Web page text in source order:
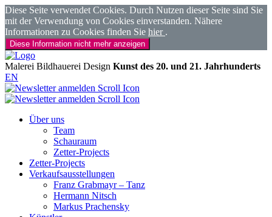
Diese Seite verwendet Cookies. Durch Nutzen dieser Seite sind Sie
mit der Verwendung von Cookies einverstanden. Nähere
Informationen zu Cookies finden Sie hier .
Diese Information nicht mehr anzeigen
Malerei Bildhauerei Design Kunst des 20. und 21. Jahrhunderts
EN
Über uns
Team
Schauraum
Zetter-Projects
Zetter-Projects
Verkaufsausstellungen
Franz Grabmayr – Tanz
Hermann Nitsch
Markus Prachensky